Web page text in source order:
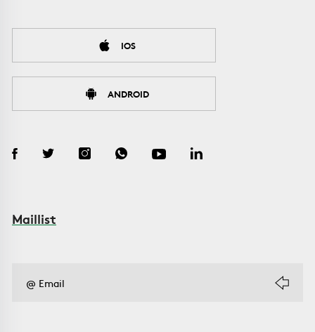
IOS
ANDROID
Maillist